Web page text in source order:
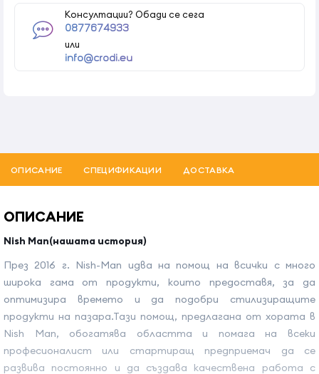
Консултации? Обади се сега
0877674933
или
info@crodi.eu
ОПИСАНИЕ СПЕЦИФИКАЦИИ ДОСТАВКА
ОПИСАНИЕ
Nish Man(нашата история)
През 2016 г. Nish-Man идва на помощ на всички с много
широка гама от продукти, които предоставя, за да
оптимизира времето и да подобри стилизиращите
продукти на пазара.Тази помощ, предлагана от хората в
Nish Man, обогатява областта и помага на всеки
професионалист или стартиращ предприемач да се
развива постоянно и да създава качествена работа с